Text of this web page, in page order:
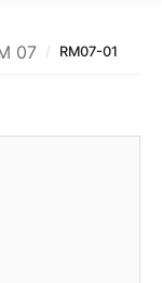
07 RM07-01